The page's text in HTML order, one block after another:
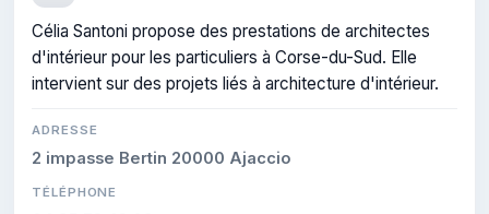
Célia Santoni propose des prestations de architectes
d'intérieur pour les particuliers à Corse-du-Sud. Elle
intervient sur des projets liés à architecture d'intérieur.
ADRESSE
2 impasse Bertin 20000 Ajaccio
TÉLÉPHONE